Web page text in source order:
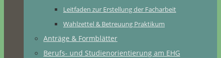
Leitfaden zur Erstellung der Facharbeit
Wahlzettel & Betreuung Praktikum
Anträge & Formblätter
Berufs- und Studienorientierung am EHG